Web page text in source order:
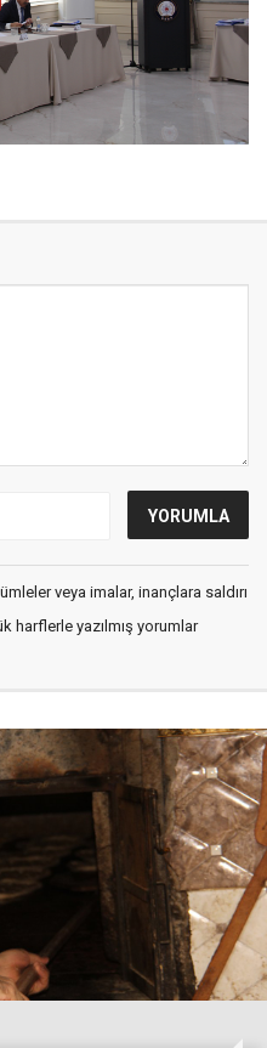
veya imalar, inançlara saldırı
harflerle yazılmış yorumlar